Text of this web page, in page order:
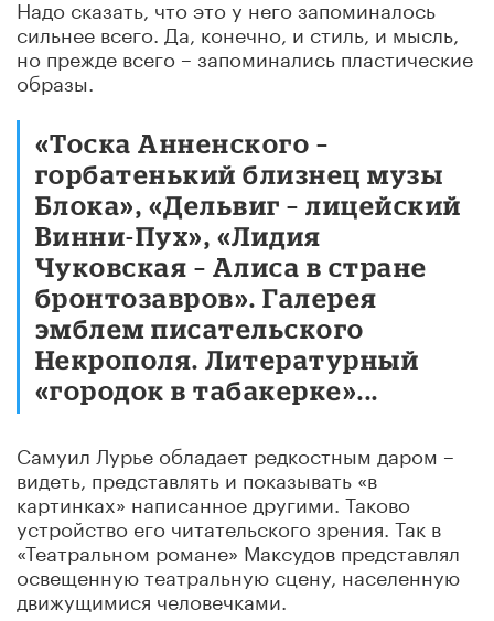
Надо сказать, что это у него запоминалось
сильнее всего. Да, конечно, и стиль, и мысль,
но прежде всего – запоминались пластические
образы.
«Тоска Анненского –
горбатенький близнец музы
Блока», «Дельвиг – лицейский
Винни-Пух», «Лидия
Чуковская – Алиса в стране
бронтозавров». Галерея
эмблем писательского
Некрополя. Литературный
«городок в табакерке»...
Самуил Лурье обладает редкостным даром –
видеть, представлять и показывать «в
картинках» написанное другими. Таково
устройство его читательского зрения. Так в
«Театральном романе» Максудов представлял
освещенную театральную сцену, населенную
движущимися человечками.